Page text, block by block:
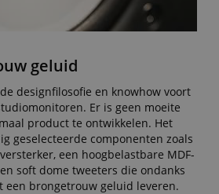
geluid
designfilosofie en knowhow voort
Er is geen moeite
product te ontwikkelen. Het
geselecteerde componenten zoals
een hoogbelastbare MDF-
soft dome tweeters die ondanks
een brongetrouw geluid leveren.